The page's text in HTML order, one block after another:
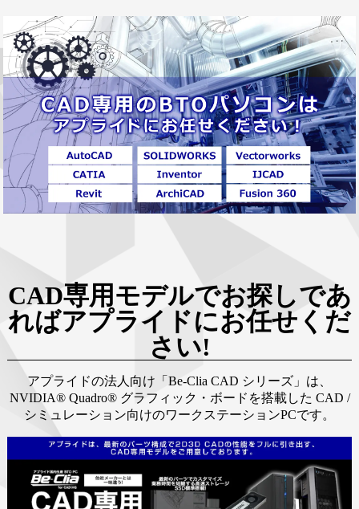
CAD専用モデルでお探しであ
ればアプライドにお任せくだ
さい!
アプライドの法人向け「Be-Clia CAD シリーズ」は、
NVIDIA® Quadro® グラフィック・ボードを搭載した CAD /
シミュレーション向けのワークステーションPCです。